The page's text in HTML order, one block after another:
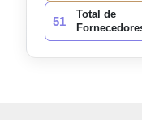
51
Total de